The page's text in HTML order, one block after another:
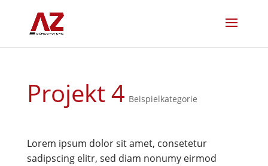
Projekt 4 Beispielkategorie
Lorem ipsum dolor sit amet, consetetur
sadipscing elitr, sed diam nonumy eirmod